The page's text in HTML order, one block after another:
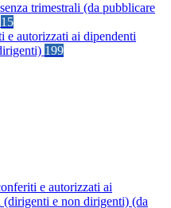
trimestrali (da pubblicare
15
e autorizzati ai dipendenti
199
e autorizzati ai
(dirigenti e non dirigenti) (da